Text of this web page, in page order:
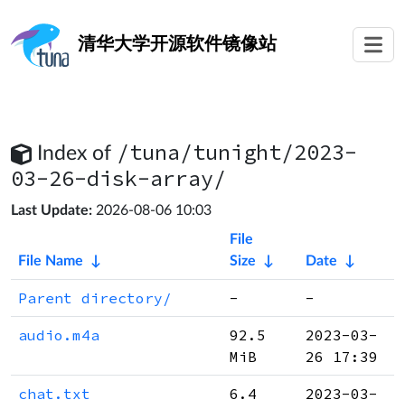
清华大学开源软件镜像站
Index of /tuna/tunight/2023-
03-26-disk-array/
Last Update: 2026-08-06 10:03
File Name ↓
File
Size
↓ Date ↓
Parent directory/ - -
audio.m4a
92.5
MiB
2023-03-
26 17:39
chat.txt
6.4
2023-03-